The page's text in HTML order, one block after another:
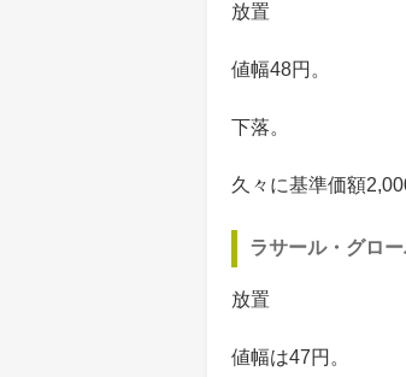
放置
値幅48円。
下落。
久々に基準価額
ラサール・グロ
放置
値幅は47円。